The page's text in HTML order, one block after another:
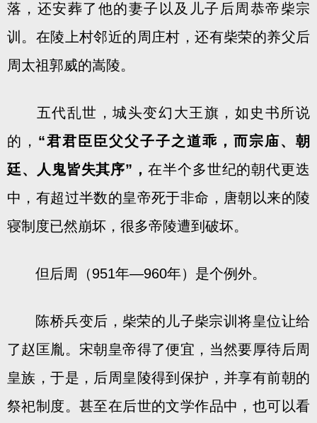
落，还安葬了他的妻子以及儿子后周恭帝柴宗
训。在陵上村邻近的周庄村，还有柴荣的养父后
周太祖郭威的嵩陵。
五代乱世，城头变幻大王旗，如史书所说
的， “君君臣臣父父子子之道乖，而宗庙、朝
廷、人鬼皆失其序”， 在半个多世纪的朝代更迭
中，有超过半数的皇帝死于非命，唐朝以来的陵
寝制度已然崩坏，很多帝陵遭到破坏。
但后周（951年—960年）是个例外。
陈桥兵变后，柴荣的儿子柴宗训将皇位让给
了赵匡胤。宋朝皇帝得了便宜，当然要厚待后周
皇族，于是，后周皇陵得到保护，并享有前朝的
祭祀制度。甚至在后世的文学作品中，也可以看